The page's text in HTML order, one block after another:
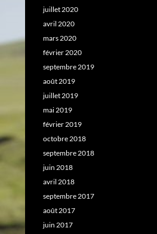
juillet 2020
avril 2020
mars 2020
février 2020
septembre 2019
août 2019
juillet 2019
mai 2019
février 2019
octobre 2018
septembre 2018
juin 2018
avril 2018
septembre 2017
août 2017
juin 2017